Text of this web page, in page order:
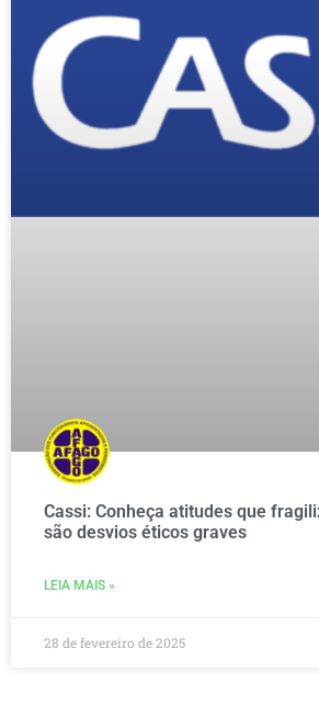
Cassi: Conheça atitudes que
são desvios éticos graves
LEIA MAIS »
28 de fevereiro de 2025